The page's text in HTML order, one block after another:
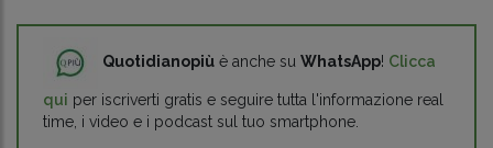
Quotidianopiù è anche su WhatsApp! Clicca
qui per iscriverti gratis e seguire tutta l'informazione real
time, i video e i podcast sul tuo smartphone.